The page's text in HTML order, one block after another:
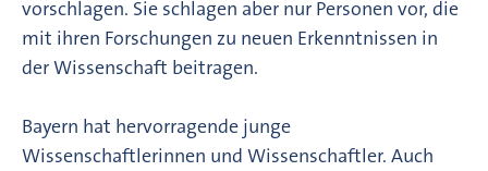
vorschlagen. Sie schlagen aber nur Personen vor, die
mit ihren Forschungen zu neuen Erkenntnissen in
der Wissenschaft beitragen.
Bayern hat hervorragende junge
Wissenschaftlerinnen und Wissenschaftler. Auch